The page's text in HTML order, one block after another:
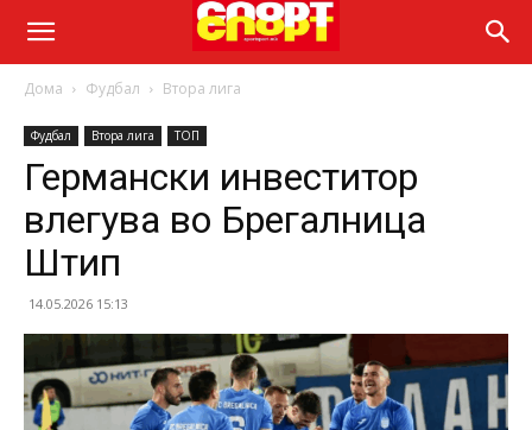
Дома Фудбал Втора лига
Фудбал Втора лига ТОП
Германски инвеститор
влегува во Брегалница
Штип
14.05.2026 15:13